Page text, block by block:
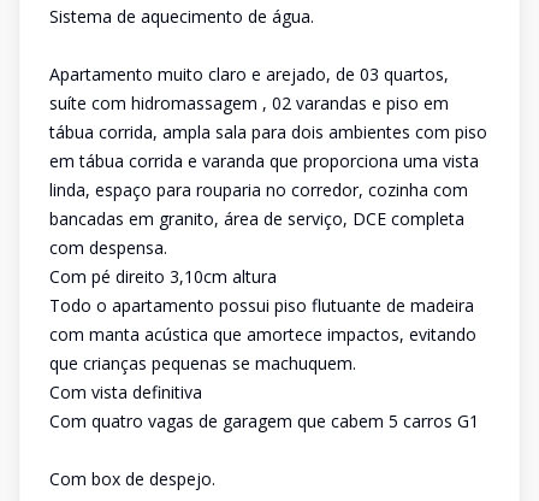
Sistema de aquecimento de água.
Apartamento muito claro e arejado, de 03 quartos,
suíte com hidromassagem , 02 varandas e piso em
tábua corrida, ampla sala para dois ambientes com piso
em tábua corrida e varanda que proporciona uma vista
linda, espaço para rouparia no corredor, cozinha com
bancadas em granito, área de serviço, DCE completa
com despensa.
Com pé direito 3,10cm altura
Todo o apartamento possui piso flutuante de madeira
com manta acústica que amortece impactos, evitando
que crianças pequenas se machuquem.
Com vista definitiva
Com quatro vagas de garagem que cabem 5 carros G1
Com box de despejo.